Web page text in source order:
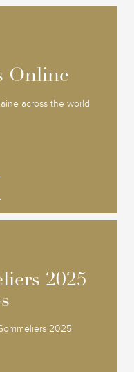
Online
across the world
Online
2025
2025
2025